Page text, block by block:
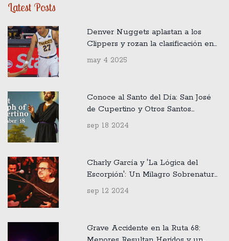
Latest Posts
Denver Nuggets aplastan a los
Clippers y rozan la clasificación en
los Playoffs NBA
may 4 2025
Conoce al Santo del Día: San José
de Cupertino y Otros Santos
Celebrados el 18 de Septiembre
sep 18 2024
Charly García y 'La Lógica del
Escorpión': Un Milagro Sobrenatural
en la Música
sep 12 2024
Grave Accidente en la Ruta 68: